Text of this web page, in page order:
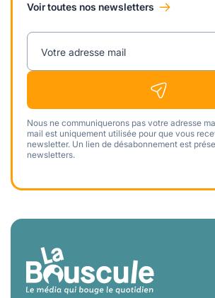
Voir toutes nos newsletters
Votre adresse mail
Nous ne communiquerons pas votre adresse
mail est uniquement utilisée pour que vous
newsletter. Un lien de désabonnement est
newsletters.